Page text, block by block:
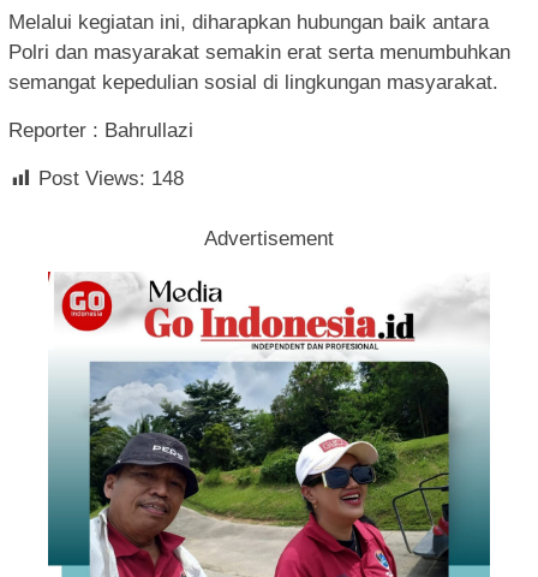
Melalui kegiatan ini, diharapkan hubungan baik antara
Polri dan masyarakat semakin erat serta menumbuhkan
semangat kepedulian sosial di lingkungan masyarakat.
Reporter : Bahrullazi
Post Views: 148
Advertisement